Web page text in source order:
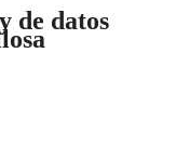
de datos